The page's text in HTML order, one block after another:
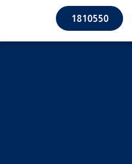
1810550